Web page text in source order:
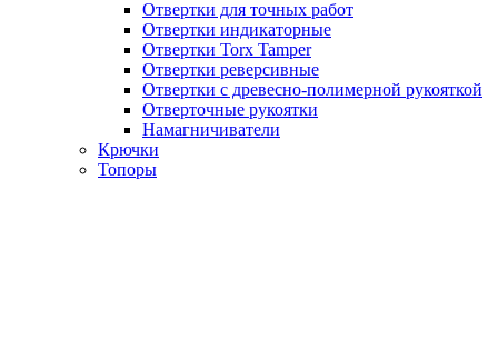
Отвертки для точных работ
Отвертки индикаторные
Отвертки Torx Tamper
Отвертки реверсивные
Отвертки с древесно-полимерной рукояткой
Отверточные рукоятки
Намагничиватели
Крючки
Топоры